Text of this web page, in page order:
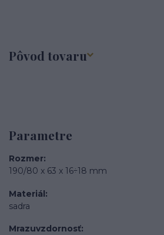
Pôvod tovaru
Parametre
Rozmer
190/80 x 63 x 16÷18 mm
Materiál
sadra
Mrazuvzdornosť